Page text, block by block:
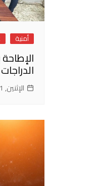
أمنية
الإثنين, 31 مارس 2025, 22:13